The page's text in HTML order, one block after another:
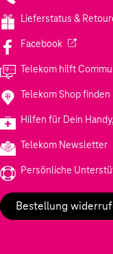
Lieferstatus &
Facebook(Wird in
Telekom hilft
Telekom Shop finden
Hilfen für Dein
Telekom Newsletter
Persönliche
Bestellung